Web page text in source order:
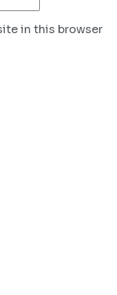
in this browser